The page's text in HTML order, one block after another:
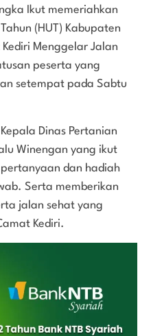
Ikut memeriahkan
(HUT) Kabupaten
Menggelar Jalan
peserta yang
setempat pada Sabtu
Dinas Pertanian
Winengan yang ikut
dan hadiah
Serta memberikan
jalan sehat yang
Kediri.